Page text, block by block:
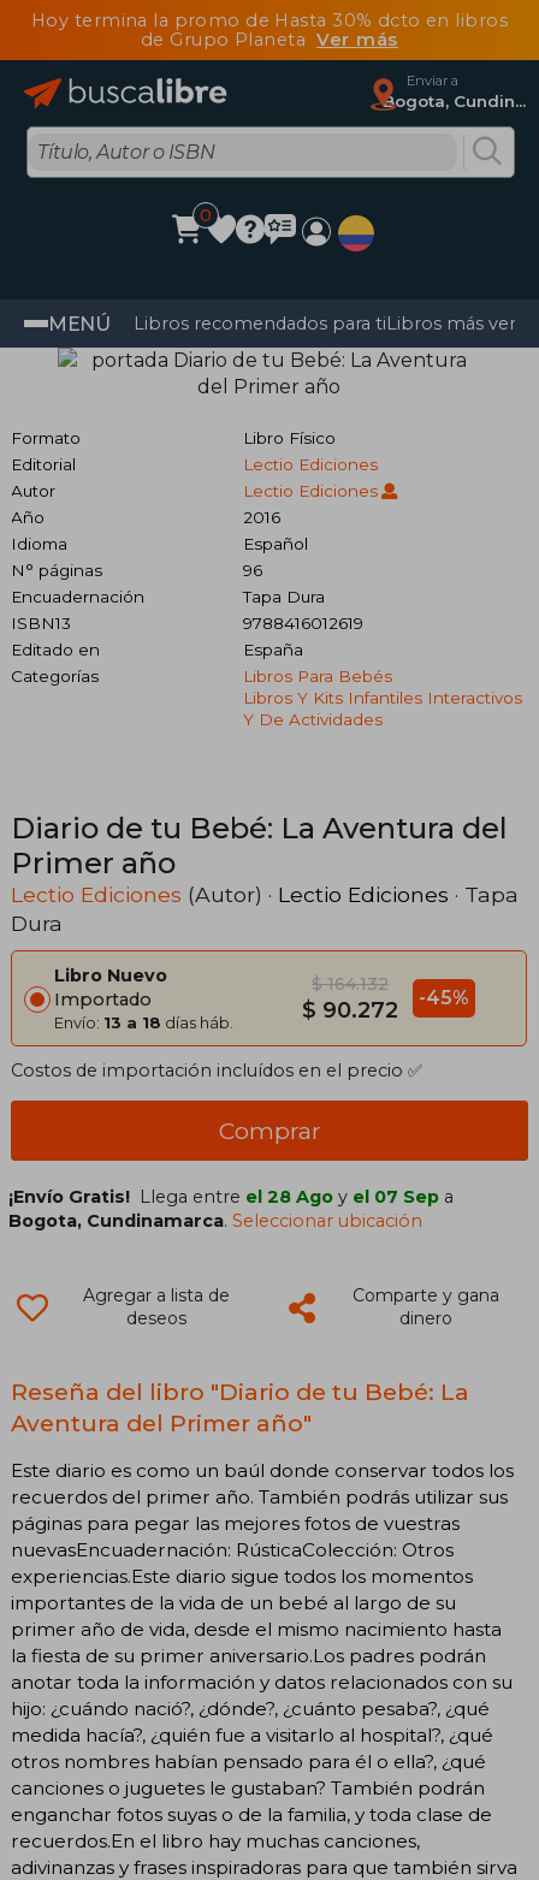
Hoy termina la promo de Hasta 30% dcto en libros
de Grupo Planeta Ver más
Enviar a
Bogota, Cundinamarca
0
MENÚ Libros recomendados para tiLibros más
Formato
Libro Físico
Editorial
Lectio Ediciones
Autor
Lectio Ediciones
Año
2016
Idioma
Español
N° páginas
96
Encuadernación
Tapa Dura
ISBN13
9788416012619
Editado en
España
Categorías
Libros Para Bebés
Libros Y Kits Infantiles Interactivos
Y De Actividades
Diario de tu Bebé: La Aventura del
Primer año
Lectio Ediciones (Autor) · Lectio Ediciones · Tapa
Dura
Libro Nuevo
Importado
Envío: 13 a 18 días háb.
$ 164.132
$ 90.272 -45%
Costos de importación incluídos en el precio ✅
Comprar
¡Envío Gratis! Llega entre el 28 Ago y el 07 Sep a
Bogota, Cundinamarca.Seleccionar ubicación
Agregar a lista de
deseos
Comparte y gana
dinero
Reseña del libro "Diario de tu Bebé: La
Aventura del Primer año"
Este diario es como un baúl donde conservar todos los
recuerdos del primer año. También podrás utilizar sus
páginas para pegar las mejores fotos de vuestras
nuevasEncuadernación: RústicaColección: Otros
experiencias.Este diario sigue todos los momentos
importantes de la vida de un bebé al largo de su
primer año de vida, desde el mismo nacimiento hasta
la fiesta de su primer aniversario.Los padres podrán
anotar toda la información y datos relacionados con su
hijo: ¿cuándo nació?, ¿dónde?, ¿cuánto pesaba?, ¿qué
medida hacía?, ¿quién fue a visitarlo al hospital?, ¿qué
otros nombres habían pensado para él o ella?, ¿qué
canciones o juguetes le gustaban? También podrán
enganchar fotos suyas o de la familia, y toda clase de
recuerdos.En el libro hay muchas canciones,
adivinanzas y frases inspiradoras para que también sirva